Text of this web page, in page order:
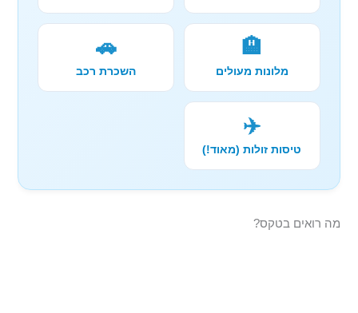
🏨
מלונות מעולים
🚗
השכרת רכב
✈️
טיסות זולות (מאוד!)
מה רואים בטקס?